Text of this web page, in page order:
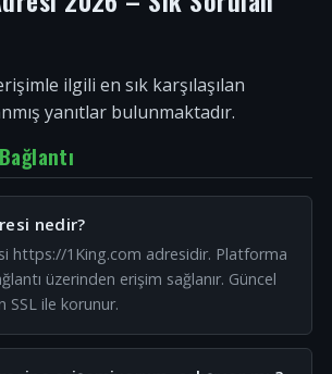
ilgili en sık karşılaşılan
yanıtlar bulunmaktadır.
nedir?
https://1King.com adresidir. Platforma
üzerinden erişim sağlanır. Güncel
SSL ile korunur.